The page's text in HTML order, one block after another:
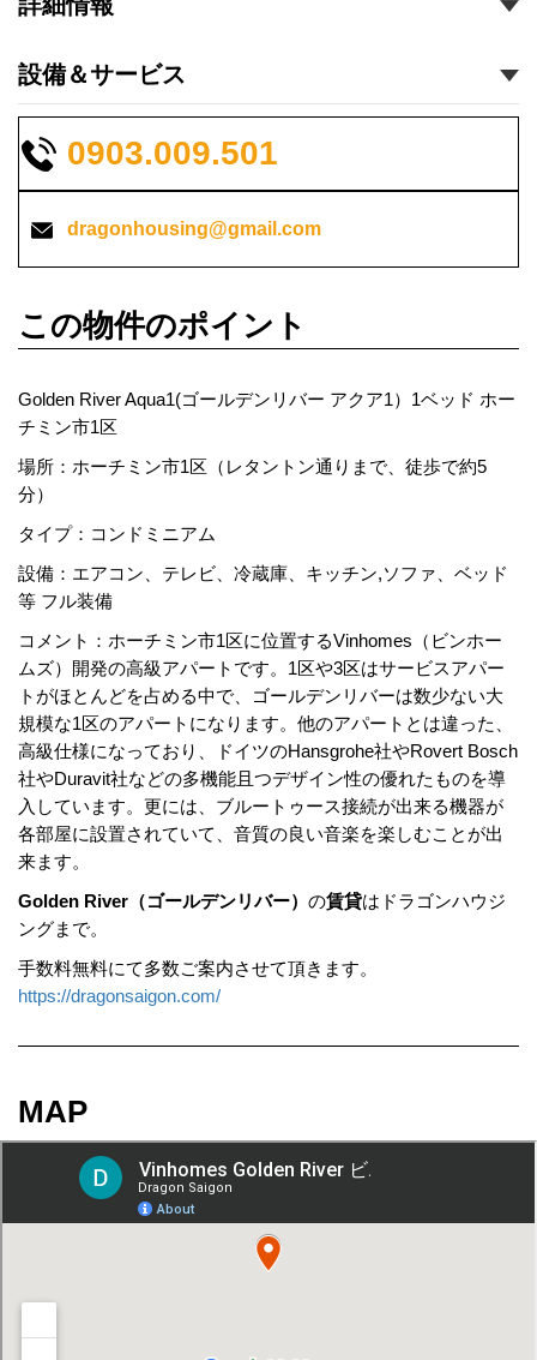
設備＆サービス
0903.009.501
dragonhousing@gmail.com
この物件のポイント
Golden River Aqua1(ゴールデンリバー アクア1）1ベッド ホー
チミン市1区
場所：ホーチミン市1区（レタントン通りまで、徒歩で約5
分）
タイプ：コンドミニアム
設備：エアコン、テレビ、冷蔵庫、キッチン,ソファ、ベッド
等 フル装備
コメント：ホーチミン市1区に位置するVinhomes（ビンホー
ムズ）開発の高級アパートです。1区や3区はサービスアパー
トがほとんどを占める中で、ゴールデンリバーは数少ない大
規模な1区のアパートになります。他のアパートとは違った、
高級仕様になっており、ドイツのHansgrohe社やRovert Bosch
社やDuravit社などの多機能且つデザイン性の優れたものを導
入しています。更には、ブルートゥース接続が出来る機器が
各部屋に設置されていて、音質の良い音楽を楽しむことが出
来ます。
Golden River（ゴールデンリバー） の賃貸はドラゴンハウジ
ングまで。
手数料無料にて多数ご案内させて頂きます。
https://dragonsaigon.com/
MAP